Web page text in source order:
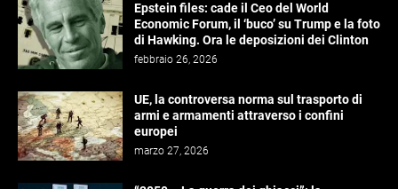
Epstein files: cade il Ceo del World
Economic Forum, il ‘buco’ su Trump e la foto
di Hawking. Ora le deposizioni dei Clinton
febbraio 26, 2026
UE, la controversa norma sul trasporto di
armi e armamenti attraverso i confini
europei
marzo 27, 2026